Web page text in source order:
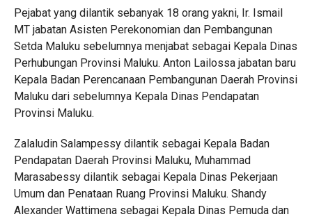
Pejabat yang dilantik sebanyak 18 orang yakni, Ir. Ismail
MT jabatan Asisten Perekonomian dan Pembangunan
Setda Maluku sebelumnya menjabat sebagai Kepala Dinas
Perhubungan Provinsi Maluku. Anton Lailossa jabatan baru
Kepala Badan Perencanaan Pembangunan Daerah Provinsi
Maluku dari sebelumnya Kepala Dinas Pendapatan
Provinsi Maluku.
Zalaludin Salampessy dilantik sebagai Kepala Badan
Pendapatan Daerah Provinsi Maluku, Muhammad
Marasabessy dilantik sebagai Kepala Dinas Pekerjaan
Umum dan Penataan Ruang Provinsi Maluku. Shandy
Alexander Wattimena sebagai Kepala Dinas Pemuda dan